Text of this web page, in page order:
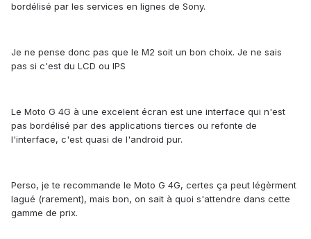
bordélisé par les services en lignes de Sony.
Je ne pense donc pas que le M2 soit un bon choix. Je ne sais
pas si c'est du LCD ou IPS
Le Moto G 4G à une excelent écran est une interface qui n'est
pas bordélisé par des applications tierces ou refonte de
l'interface, c'est quasi de l'android pur.
Perso, je te recommande le Moto G 4G, certes ça peut légèrment
lagué (rarement), mais bon, on sait à quoi s'attendre dans cette
gamme de prix.